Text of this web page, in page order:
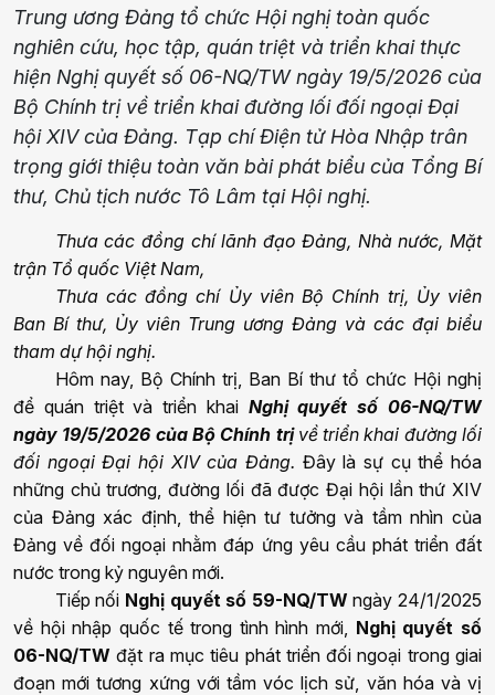
Trung ương Đảng tổ chức Hội nghị toàn quốc
nghiên cứu, học tập, quán triệt và triển khai thực
hiện Nghị quyết số 06-NQ/TW ngày 19/5/2026 của
Bộ Chính trị về triển khai đường lối đối ngoại Đại
hội XIV của Đảng. Tạp chí Điện tử Hòa Nhập trân
trọng giới thiệu toàn văn bài phát biểu của Tổng Bí
thư, Chủ tịch nước Tô Lâm tại Hội nghị.
Thưa các đồng chí lãnh đạo Đảng, Nhà nước, Mặt
trận Tổ quốc Việt Nam,
Thưa các đồng chí Ủy viênBộ Chính trị, Ủy viên
Ban Bí thư, Ủy viên Trung ương Đảng và các đại biểu
tham dự hội nghị.
Hôm nay, Bộ Chính trị, Ban Bí thư tổ chức Hội nghị
để quán triệt và triển khai Nghị quyết số 06-NQ/TW
ngày 19/5/2026 của Bộ Chính trị về triển khai đường lối
đối ngoại Đại hội XIVcủa Đảng. Đây là sự cụ thể hóa
những chủ trương, đường lối đã được Đại hộilần thứ XIV
của Đảngxác định, thể hiện tư tưởng và tầm nhìn của
Đảng về đối ngoại nhằm đáp ứng yêu cầu phát triển đất
nước trong kỷ nguyên mới.
Tiếp nối Nghị quyết số 59-NQ/TW ngày 24/1/2025
về hội nhập quốc tế trong tình hình mới, Nghị quyết số
06-NQ/TW đặt ra mục tiêu phát triển đối ngoại trong giai
đoạn mới tương xứng với tầm vóc lịch sử, văn hóa và vị